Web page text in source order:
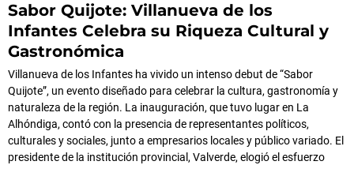
Sabor Quijote: Villanueva de los
Infantes Celebra su Riqueza Cultural y
Gastronómica
Villanueva de los Infantes ha vivido un intenso debut de “Sabor
Quijote”, un evento diseñado para celebrar la cultura, gastronomía y
naturaleza de la región. La inauguración, que tuvo lugar en La
Alhóndiga, contó con la presencia de representantes políticos,
culturales y sociales, junto a empresarios locales y público variado. El
presidente de la institución provincial, Valverde, elogió el esfuerzo